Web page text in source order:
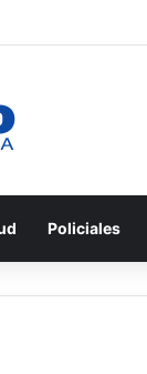
Policiales